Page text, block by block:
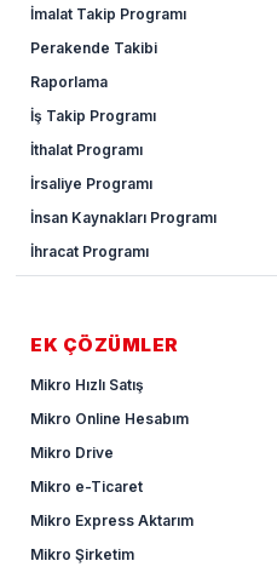
İmalat Takip Programı
Perakende Takibi
Raporlama
İş Takip Programı
İthalat Programı
İrsaliye Programı
İnsan Kaynakları Programı
İhracat Programı
EK ÇÖZÜMLER
Mikro Hızlı Satış
Mikro Online Hesabım
Mikro Drive
Mikro e-Ticaret
Mikro Express Aktarım
Mikro Şirketim